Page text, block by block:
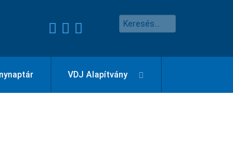
VDJ Alapítvány